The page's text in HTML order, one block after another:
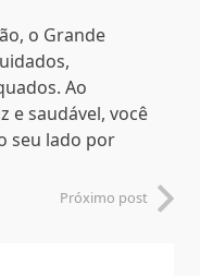
o Grande
Ao
e saudável, você
seu lado por
Próximo post